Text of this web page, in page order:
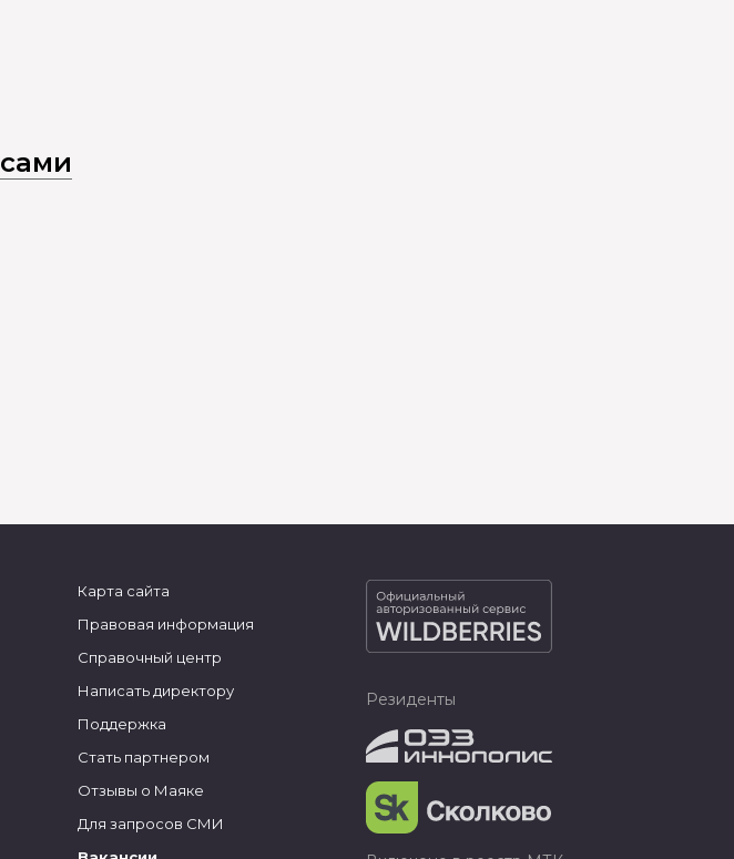
Карта сайта
Правовая информация
Справочный центр
Написать директору
Поддержка
Стать партнером
Отзывы о Маяке
Для запросов СМИ
Резиденты